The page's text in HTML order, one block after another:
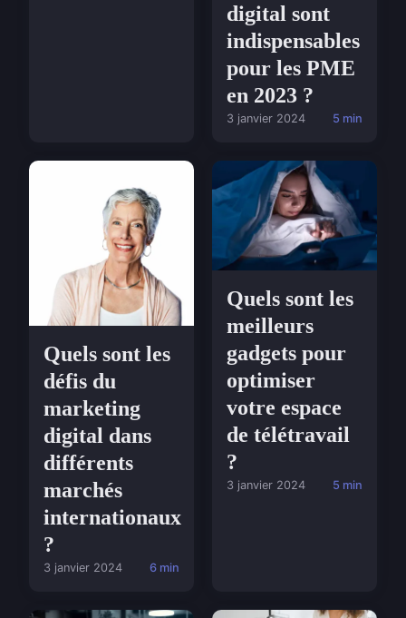
digital sont
indispensables
pour les PME
en 2023 ?
3 janvier 2024 5 min
Quels sont les
défis du
marketing
digital dans
différents
marchés
internationaux
?
3 janvier 2024 6 min
Quels sont les
meilleurs
gadgets pour
optimiser
votre espace
de télétravail
?
3 janvier 2024 5 min